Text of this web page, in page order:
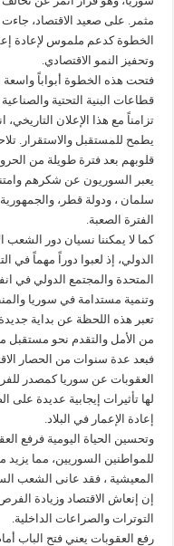
مثمر. على صعيد الاقتصاد،
الخطوة كدعم ملموس لإعادة
وتحفيز النمو الاقتصادي.
فتحت هذه الخطوة أبواباً واسعة
قطاعات البنية التحتية
تزامناً مع هذا الإعلان
يطمح للمستقبل والاستقرار.
قلوبهم بعد فترة طويلة من
يعبر السوريون عن شكرهم
سلمان ، ودولة قطر،
الفترة الصعبة.
كما لا يمكننا نسيان دور
الدولي، إذ لعبوا دوراً مهماً في
المتحدة والمجتمع الدولي في
وتنمية مستدامة في سوريا
تعبر هذه اللحظة عن بداية
من الأمل والتقدم نحو مستقبل
فبعد عدة سنوات من الحصار
العقوبات عن سوريا كمصدر
لها تأثيرات إيجابية عديدة على
إعادة الإعمار في البلاد.
وتحسين الحياة اليومية فرفع
للمواطنين السوريين، مما
المعيشية ، فقد عانى الشعب
إن إنعاش الاقتصاد وزيادة
التوترات والصراعات الداخلية.
رفع العقوبات يعني فتح الباب